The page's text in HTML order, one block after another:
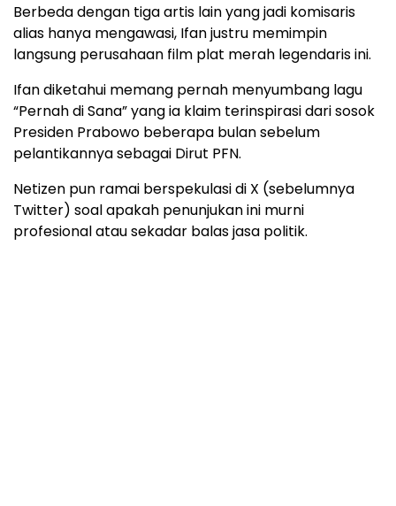
Berbeda dengan tiga artis lain yang jadi komisaris
alias hanya mengawasi, Ifan justru memimpin
langsung perusahaan film plat merah legendaris ini.
Ifan diketahui memang pernah menyumbang lagu
“Pernah di Sana” yang ia klaim terinspirasi dari sosok
Presiden Prabowo beberapa bulan sebelum
pelantikannya sebagai Dirut PFN.
Netizen pun ramai berspekulasi di X (sebelumnya
Twitter) soal apakah penunjukan ini murni
profesional atau sekadar balas jasa politik.